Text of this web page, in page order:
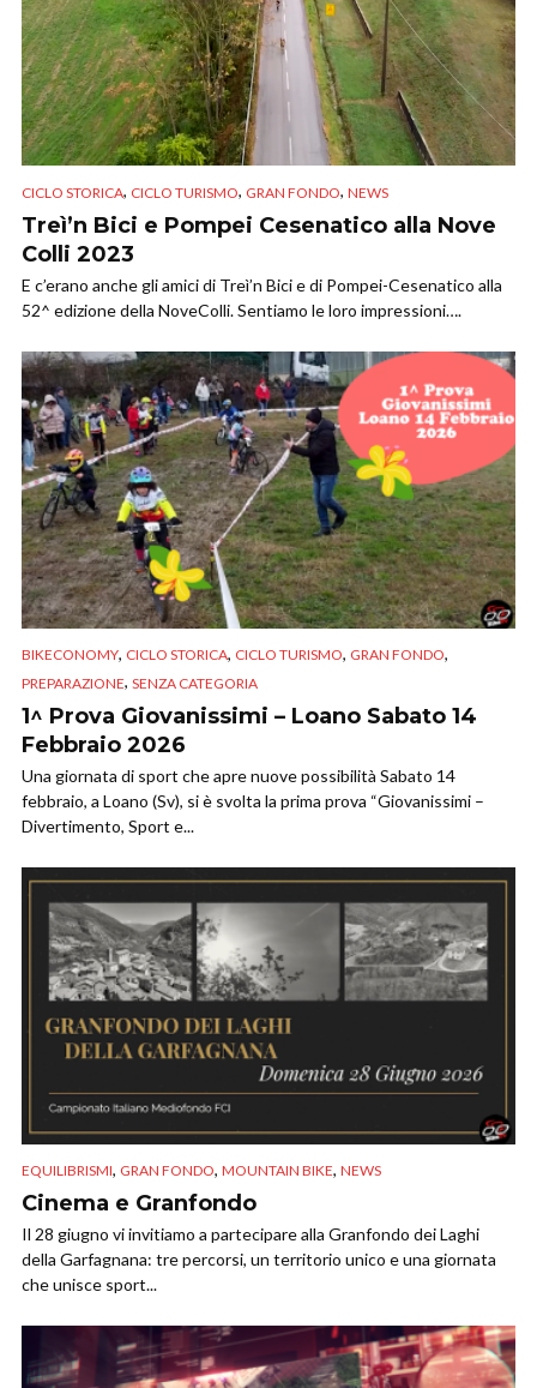
CICLO STORICA, CICLO TURISMO, GRAN FONDO, NEWS
Treì’n Bici e Pompei Cesenatico alla Nove
Colli 2023
E c’erano anche gli amici di Treì’n Bici e di Pompei-Cesenatico alla
52^ edizione della NoveColli. Sentiamo le loro impressioni….
BIKECONOMY, CICLO STORICA, CICLO TURISMO, GRAN FONDO,
PREPARAZIONE, SENZA CATEGORIA
1^ Prova Giovanissimi – Loano Sabato 14
Febbraio 2026
Una giornata di sport che apre nuove possibilità Sabato 14
febbraio, a Loano (Sv), si è svolta la prima prova “Giovanissimi –
Divertimento, Sport e...
EQUILIBRISMI, GRAN FONDO, MOUNTAIN BIKE, NEWS
Cinema e Granfondo
Il 28 giugno vi invitiamo a partecipare alla Granfondo dei Laghi
della Garfagnana: tre percorsi, un territorio unico e una giornata
che unisce sport...